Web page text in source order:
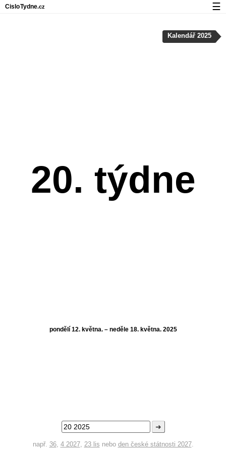
20. týdne
pondělí 12. května. – neděle 18. května. 2025
➜
např. 36, 4 2027, 23 lis nebo den české státnosti 2027.
Kalendář 2025
CisloTydne.cz ☰